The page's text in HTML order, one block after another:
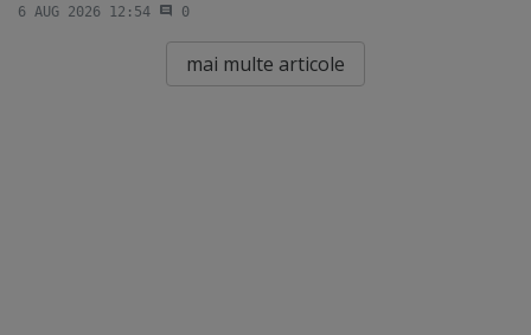
6 AUG 2026 12:54 0
mai multe articole